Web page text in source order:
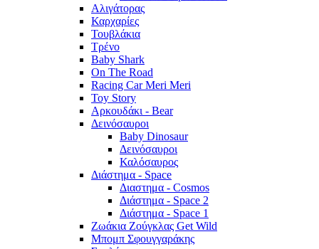
Αλιγάτορας
Καρχαρίες
Τουβλάκια
Τρένο
Baby Shark
On The Road
Racing Car Meri Meri
Toy Story
Αρκουδάκι - Bear
Δεινόσαυροι
Baby Dinosaur
Δεινόσαυροι
Καλόσαυρος
Διάστημα - Space
Διαστημα - Cosmos
Διάστημα - Space 2
Διάστημα - Space 1
Ζωάκια Ζούγκλας Get Wild
Μπομπ Σφουγγαράκης